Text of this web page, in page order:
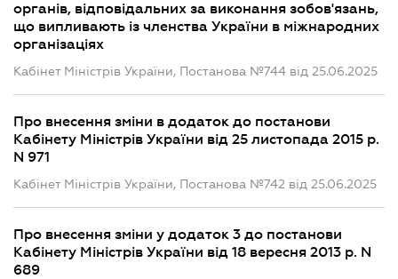
органів, відповідальних за виконання зобов'язань,
що випливають із членства України в міжнародних
організаціях
Кабінет Міністрів України, Постанова №744 від 25.06.2025
Про внесення зміни в додаток до постанови
Кабінету Міністрів України від 25 листопада 2015 р.
N 971
Кабінет Міністрів України, Постанова №742 від 25.06.2025
Про внесення зміни у додаток 3 до постанови
Кабінету Міністрів України від 18 вересня 2013 р. N
689